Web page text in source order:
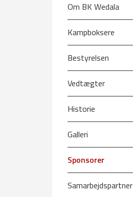
Om BK Wedala
Kampboksere
Bestyrelsen
Vedtægter
Historie
Galleri
Sponsorer
Samarbejdspartner